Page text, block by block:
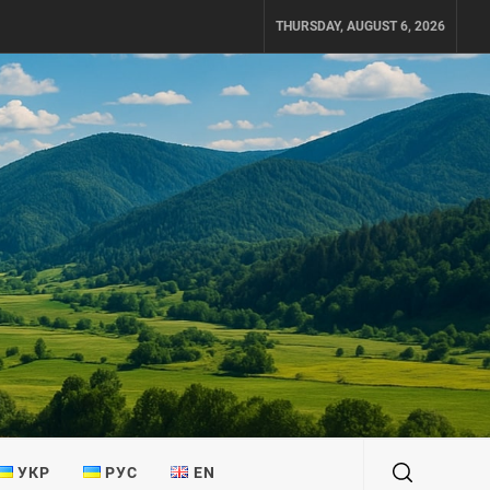
THURSDAY, AUGUST 6, 2026
УКР РУС EN